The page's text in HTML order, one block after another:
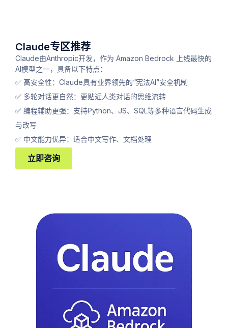
Claude专区推荐
Claude由Anthropic开发，作为 Amazon Bedrock 上线最快的
AI模型之一，具备以下特点：
✅ 高安全性：Claude具有业界领先的“宪法AI”安全机制
✅ 多轮对话更自然：更贴近人类对话的思维流转
✅ 编程辅助更强：支持Python、JS、SQL等多种语言代码生成
与改写
✅ 中文能力优异：适合中文写作、文档处理
立即咨询